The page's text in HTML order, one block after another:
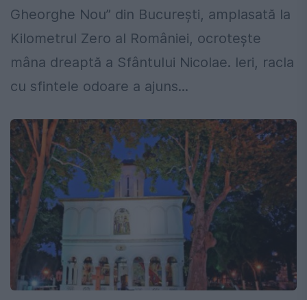
Gheorghe Nou” din Bucureşti, amplasată la
Kilometrul Zero al României, ocroteşte
mâna dreaptă a Sfântului Nicolae. Ieri, racla
cu sfintele odoare a ajuns...